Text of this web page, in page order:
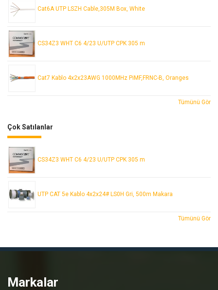
Cat6A UTP LSZH Cable,305M Box, White
CS34Z3 WHT C6 4/23 U/UTP CPK 305 m
Cat7 Kablo 4x2x23AWG 1000MHz PiMF,FRNC-B, Oranges
Tümünü Gör
Çok Satılanlar
CS34Z3 WHT C6 4/23 U/UTP CPK 305 m
UTP CAT 5e Kablo 4x2x24# LS0H Gri, 500m Makara
Tümünü Gör
Markalar